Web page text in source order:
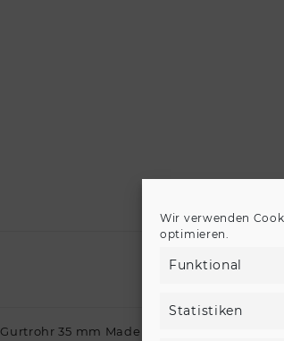
Wir verwenden
optimieren.
Funktional
Statistiken
Gurtrohr 35 mm Made in Europe Gurtrohr